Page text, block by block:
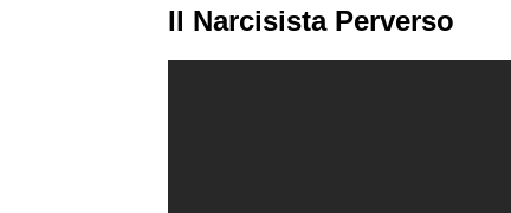
Il Narcisista Perverso